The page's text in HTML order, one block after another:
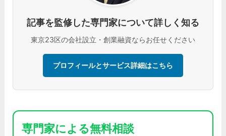
記事を監修した専門家について詳しく知る
東京23区の会社設立・創業融資ならお任せください
プロフィールとサービス詳細はこちら
専門家による無料相談